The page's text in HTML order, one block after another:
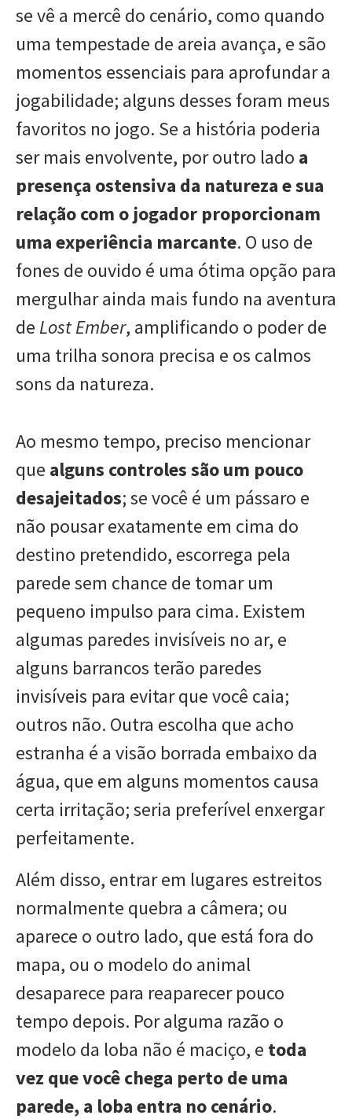
se vê a mercê do cenário, como quando
uma tempestade de areia avança, e são
momentos essenciais para aprofundar a
jogabilidade; alguns desses foram meus
favoritos no jogo. Se a história poderia
ser mais envolvente, por outro lado a
presença ostensiva da natureza e sua
relação com o jogador proporcionam
uma experiência marcante. O uso de
fones de ouvido é uma ótima opção para
mergulhar ainda mais fundo na aventura
de Lost Ember, amplificando o poder de
uma trilha sonora precisa e os calmos
sons da natureza.
Ao mesmo tempo, preciso mencionar
que alguns controles são um pouco
desajeitados; se você é um pássaro e
não pousar exatamente em cima do
destino pretendido, escorrega pela
parede sem chance de tomar um
pequeno impulso para cima. Existem
algumas paredes invisíveis no ar, e
alguns barrancos terão paredes
invisíveis para evitar que você caia;
outros não. Outra escolha que acho
estranha é a visão borrada embaixo da
água, que em alguns momentos causa
certa irritação; seria preferível enxergar
perfeitamente.
Além disso, entrar em lugares estreitos
normalmente quebra a câmera; ou
aparece o outro lado, que está fora do
mapa, ou o modelo do animal
desaparece para reaparecer pouco
tempo depois. Por alguma razão o
modelo da loba não é maciço, e toda
vez que você chega perto de uma
parede, a loba entra no cenário.